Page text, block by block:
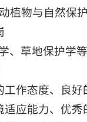
植物与自然保
、草地保护学
作态度、良好
应能力、优秀